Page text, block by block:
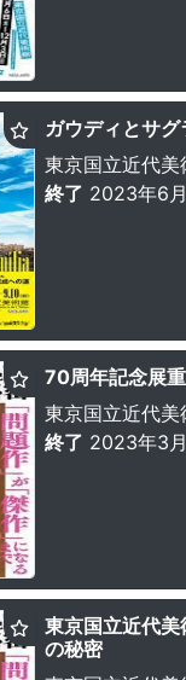
ガウディとサ
東京国立近代美
終了 2023年6
70周年記念展
東京国立近代美
終了 2023年3
東京国立近代
の秘密